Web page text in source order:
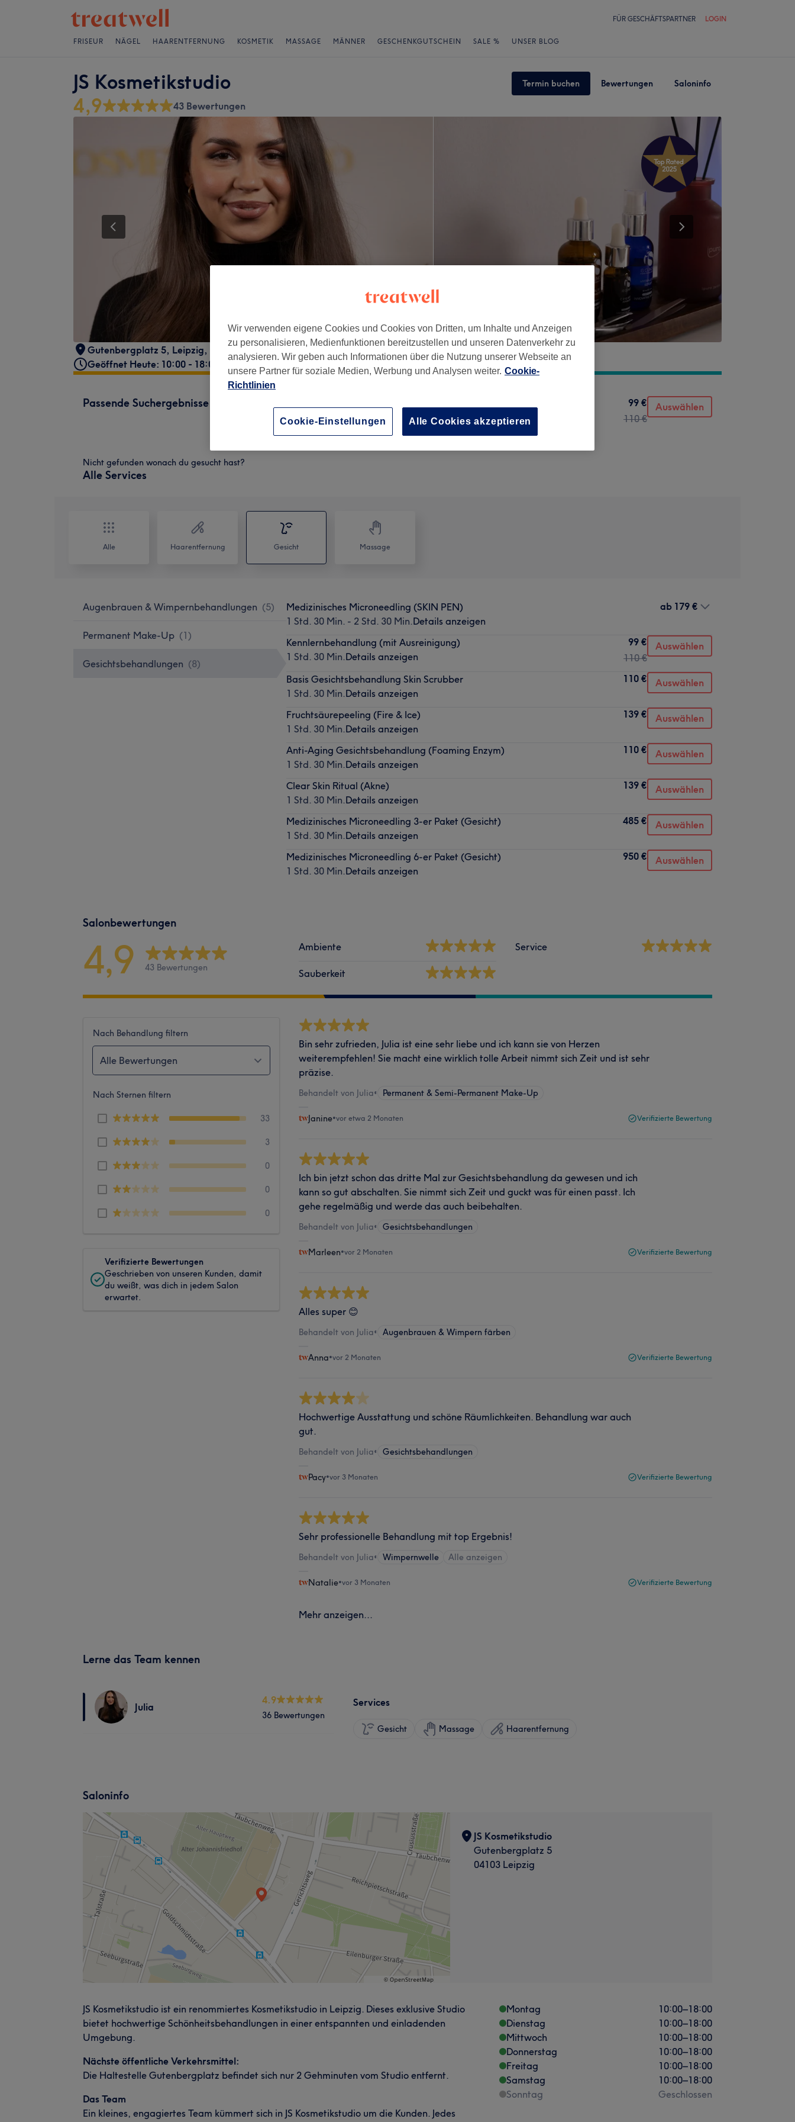
FÜR GESCHÄFTSPARTNER LOGIN
FRISEUR NÄGEL HAARENTFERNUNG KOSMETIK MASSAGE MÄNNER GESCHENKGUTSCHEIN SALE % UNSER BLOG
JS Kosmetikstudio Termin buchen Bewertungen Saloninfo
4,9 43 Bewertungen
Gutenbergplatz 5, Leipzig,
04103
Geöffnet Heute: 10:00 - 18:00
Passende Suchergebnisse
1 Std. 30 Min.Details anzeigen
99 €
110 €
Auswählen
Nicht gefunden wonach du gesucht hast?
Alle Services
Alle Haarentfernung Gesicht Massage
Augenbrauen & Wimpernbehandlungen (5)
Permanent Make-Up (1)
Gesichtsbehandlungen (8)
Medizinisches Microneedling (SKIN PEN)
1 Std. 30 Min. - 2 Std. 30 Min.Details anzeigen
ab 179 €
Kennlernbehandlung (mit Ausreinigung)
1 Std. 30 Min.Details anzeigen
99 €
110 €
Auswählen
Basis Gesichtsbehandlung Skin Scrubber
1 Std. 30 Min.Details anzeigen
110 € Auswählen
Fruchtsäurepeeling (Fire & Ice)
1 Std. 30 Min.Details anzeigen
139 € Auswählen
Anti-Aging Gesichtsbehandlung (Foaming Enzym)
1 Std. 30 Min.Details anzeigen
110 € Auswählen
Clear Skin Ritual (Akne)
1 Std. 30 Min.Details anzeigen
139 € Auswählen
Medizinisches Microneedling 3-er Paket (Gesicht)
1 Std. 30 Min.Details anzeigen
485 € Auswählen
Medizinisches Microneedling 6-er Paket (Gesicht)
1 Std. 30 Min.Details anzeigen
950 € Auswählen
Salonbewertungen
4,9 43 Bewertungen
Ambiente
Sauberkeit
Service
Nach Behandlung filtern
Alle Bewertungen
Nach Sternen filtern
33
3
0
0
0
Verifizierte Bewertungen
Geschrieben von unseren Kunden, damit
du weißt, was dich in jedem Salon
erwartet.
Bin sehr zufrieden, Julia ist eine sehr liebe und ich kann sie von Herzen
weiterempfehlen! Sie macht eine wirklich tolle Arbeit nimmt sich Zeit und ist sehr
präzise.
Behandelt von Julia• Permanent & Semi-Permanent Make-Up
Janine•vor etwa 2 Monaten Verifizierte Bewertung
Ich bin jetzt schon das dritte Mal zur Gesichtsbehandlung da gewesen und ich
kann so gut abschalten. Sie nimmt sich Zeit und guckt was für einen passt. Ich
gehe regelmäßig und werde das auch beibehalten.
Behandelt von Julia• Gesichtsbehandlungen
Marleen•vor 2 Monaten Verifizierte Bewertung
Alles super 😊
Behandelt von Julia• Augenbrauen & Wimpern färben
Anna•vor 2 Monaten Verifizierte Bewertung
Hochwertige Ausstattung und schöne Räumlichkeiten. Behandlung war auch
gut.
Behandelt von Julia• Gesichtsbehandlungen
Pacy•vor 3 Monaten Verifizierte Bewertung
Sehr professionelle Behandlung mit top Ergebnis!
Behandelt von Julia• Wimpernwelle Alle anzeigen
Natalie•vor 3 Monaten Verifizierte Bewertung
Mehr anzeigen...
Lerne das Team kennen
Julia
4.9
36 Bewertungen
Services
Gesicht Massage Haarentfernung
Saloninfo
JS Kosmetikstudio
Gutenbergplatz 5
04103 Leipzig
JS Kosmetikstudio ist ein renommiertes Kosmetikstudio in Leipzig. Dieses exklusive Studio
bietet hochwertige Schönheitsbehandlungen in einer entspannten und einladenden
Umgebung.
Nächste öffentliche Verkehrsmittel:
Die Haltestelle Gutenbergplatz befindet sich nur 2 Gehminuten vom Studio entfernt.
Das Team
Ein kleines, engagiertes Team kümmert sich in JS Kosmetikstudio um die Kunden. Jedes
Montag 10:00–18:00
Dienstag
10:00–18:00
Mittwoch
10:00–18:00
Donnerstag
10:00–18:00
Freitag
10:00–18:00
Samstag
10:00–18:00
Sonntag
Geschlossen
Wir verwenden eigene Cookies und Cookies von Dritten, um Inhalte und Anzeigen
zu personalisieren, Medienfunktionen bereitzustellen und unseren Datenverkehr zu
analysieren. Wir geben auch Informationen über die Nutzung unserer Webseite an
unsere Partner für soziale Medien, Werbung und Analysen weiter. Cookie-
Richtlinien
Cookie-Einstellungen Alle Cookies akzeptieren